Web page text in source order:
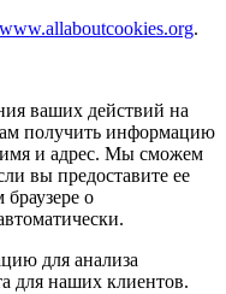
www.allaboutcookies.org.
ваших действий на
получить информацию
имя и адрес. Мы сможем
вы предоставите ее
о
для анализа
для наших клиентов.